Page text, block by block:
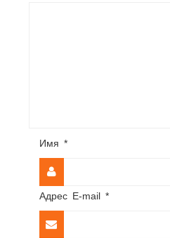
Имя *
Адрес E-mail *